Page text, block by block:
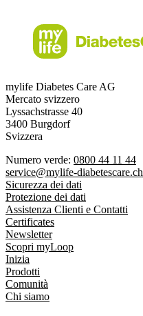
mylife Diabetes Care AG
Mercato svizzero
Lyssachstrasse 40
3400 Burgdorf
Svizzera
Numero verde: 0800 44 11 44
service@mylife-diabetescare.ch
Sicurezza dei dati
Protezione dei dati
Assistenza Clienti e Contatti
Certificates
Newsletter
Scopri myLoop
Inizia
Prodotti
Comunità
Chi siamo